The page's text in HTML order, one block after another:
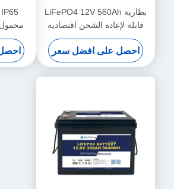
بطارية LiFePO4 12V 560Ah
قابلة لإعادة الشحن اقتصادية
5000 دورة 12v Lifepo4 بطارية
احصل على افضل سعر
LiFePo4 طويلة العمر للمشروع